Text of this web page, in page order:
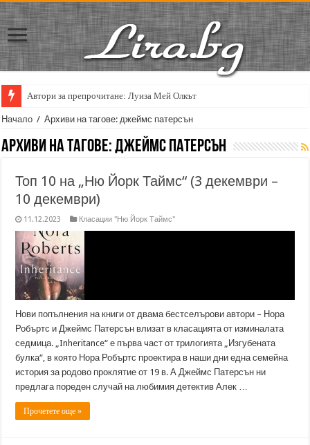
Автори за препрочитане: Луиза Мей Олкът
Начало / Архиви на тагове: джеймс патерсън
Архиви на тагове:джеймс патерсън
Топ 10 на „Ню Йорк Таймс“ (3 декември –
10 декември)
11.12.2023 Класации "Ню Йорк Таймс"
Нови попълнения на книги от двама бестселърови автори – Нора
Робъртс и Джеймс Патерсън влизат в класацията от изминалата
седмица. „Inheritance“ е първа част от трилогията „Изгубената
булка“, в която Нора Робъртс проектира в наши дни една семейна
история за родово проклятие от 19 в. А Джеймс Патерсън ни
предлага пореден случай на любимия детектив Алек …
Прочетете още »